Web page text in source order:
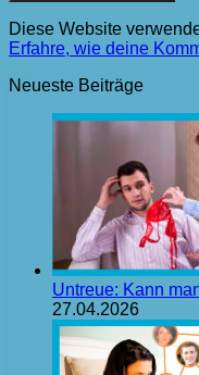
Diese Website
Erfahre, wie deine
Neueste Beiträge
Untreue: Kann
27.04.2026